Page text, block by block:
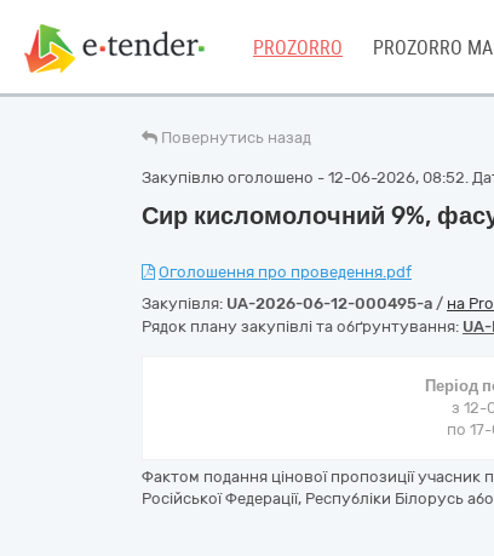
PROZORRO PROZORRO
Повернутись назад
Закупівлю оголошено - 12-06-2026, 08:52.
Сир кисломолочний 9%,
Оголошення про проведення.pdf
Закупівля: UA-2026-06-12-000495-a / на
Рядок плану закупівлі та обґрунтування:
Період
з 12-
по
Фактом подання цінової пропозиції
Російської Федерації, Республіки Білорусь